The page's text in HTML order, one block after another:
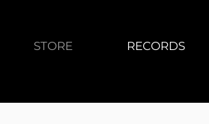
STORE RECORDS